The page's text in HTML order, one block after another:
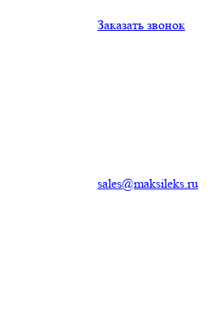
Заказать звонок
sales@maksileks.ru